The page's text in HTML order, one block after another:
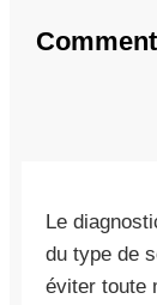
Le
du type de
éviter toute